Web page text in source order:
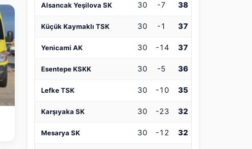
Alsancak Yeşilova SK 30 -7 38
Küçük Kaymaklı TSK 30 -1 37
Yenicami AK 30 -14 37
Esentepe KSKK 30 -5 36
Lefke TSK 30 -10 35
Karşıyaka SK 30 -23 32
Mesarya SK 30 -12 32